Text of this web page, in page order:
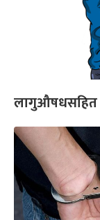
लागुऔषधसहित